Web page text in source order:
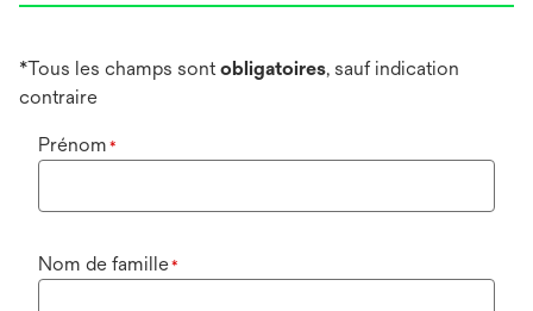
*Tous les champs sontobligatoires, sauf indication
contraire
Prénom *
Nom de famille*